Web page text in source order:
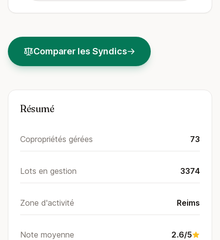
Comparer les Syndics
Résumé
Copropriétés gérées 73
Lots en gestion 3374
Zone d'activité Reims
Note moyenne 2.6/5